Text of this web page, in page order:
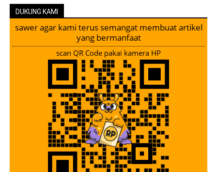
DUKUNG KAMI
sawer agar kami terus semangat membuat artikel
yang bermanfaat
scan QR Code pakai kamera HP